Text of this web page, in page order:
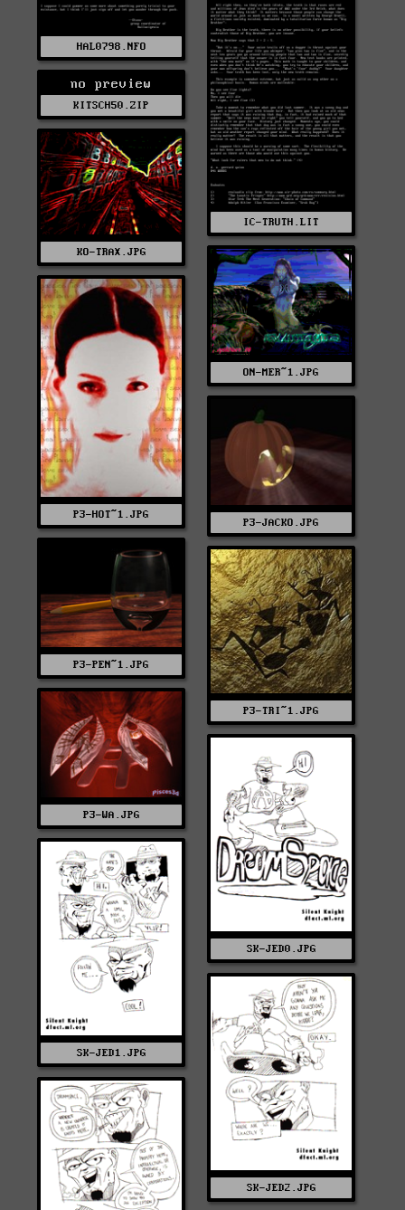
HAL0798.NFO
IC-TRUTH.LIT
no preview
KITSCH50.ZIP
KO-TRAX.JPG
ON-MER~1.JPG
P3-HOT~1.JPG
P3-JACKO.JPG
P3-PEN~1.JPG
P3-TRI~1.JPG
P3-WA.JPG
SK-JED0.JPG
SK-JED1.JPG
SK-JED2.JPG